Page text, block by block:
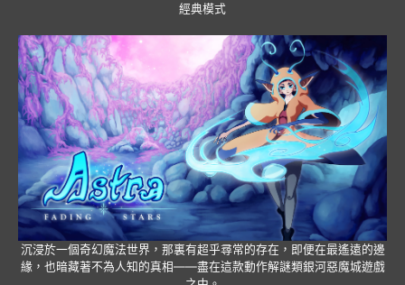
經典模式
沉浸於一個奇幻魔法世界，那裏有超乎尋常的存在，即便在最遙遠的邊
緣，也暗藏著不為人知的真相——盡在這款動作解謎類銀河惡魔城遊戲